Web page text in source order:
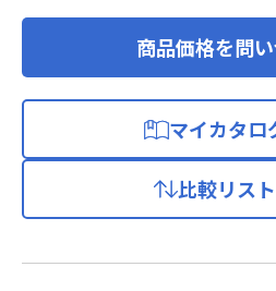
商品価格を問
マイカタロ
比較リス